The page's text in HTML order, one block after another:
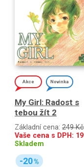
Akce Novinka
My Girl: Radost s
tebou žít 2
Základní cena: 249 Kč
Vaše cena s DPH:
Skladem
-20%